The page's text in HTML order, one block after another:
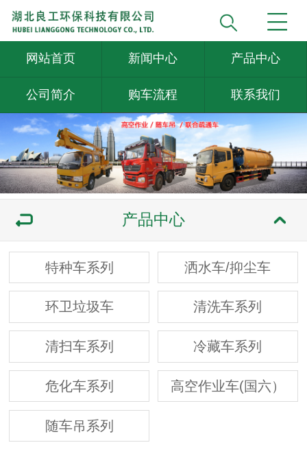
网站首页 新闻中心 产品中心
公司简介 购车流程 联系我们
产品中心
特种车系列 洒水车/抑尘车
环卫垃圾车 清洗车系列
清扫车系列 冷藏车系列
危化车系列 高空作业车(国六）
随车吊系列